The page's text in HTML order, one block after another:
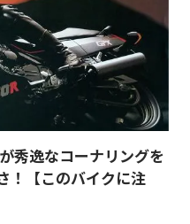
秀逸なコーナリングを
！【このバイクに注